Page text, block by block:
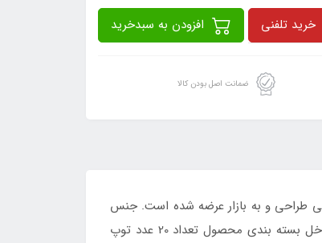
خرید تلفنی
ضمانت اصل بودن کالا
طراحی و به بازار عرضه شده است. جنس
بدنه این محصول از نوع وینیل بوده به همین دلیل شما می توانید از این کالا به عنوان استخر بادی ابی نیز بهره بردری نمایید. درداخل بسته بندی محصول تعداد 20 عدد توپ